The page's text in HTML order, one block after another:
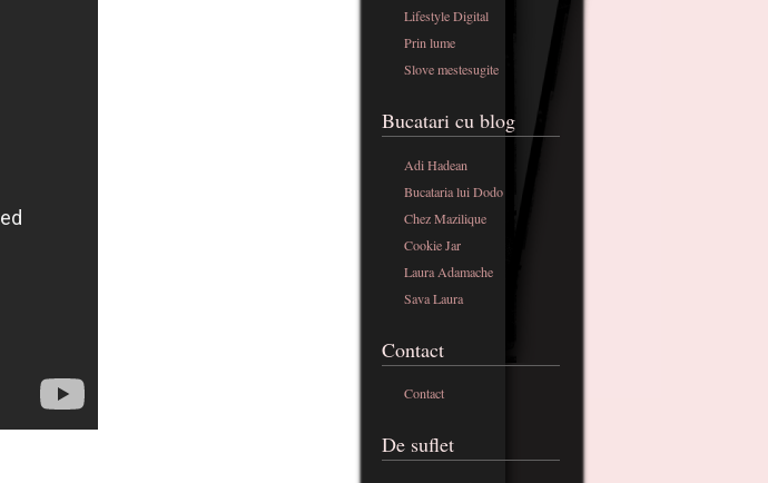
Lifestyle Digital
Prin lume
Slove mestesugite
Bucatari cu blog
Adi Hadean
Bucataria lui Dodo
Chez Mazilique
Cookie Jar
Laura Adamache
Sava Laura
Contact
Contact
De suflet